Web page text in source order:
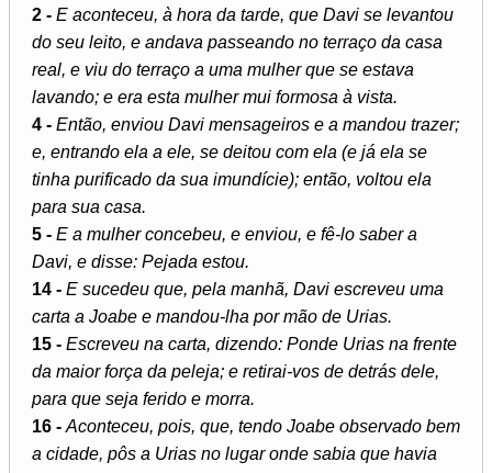
2 - E aconteceu, à hora da tarde, que Davi se levantou
do seu leito, e andava passeando no terraço da casa
real, e viu do terraço a uma mulher que se estava
lavando; e era esta mulher mui formosa à vista.
4 - Então, enviou Davi mensageiros e a mandou trazer;
e, entrando ela a ele, se deitou com ela (e já ela se
tinha purificado da sua imundície); então, voltou ela
para sua casa.
5 - E a mulher concebeu, e enviou, e fê-lo saber a
Davi, e disse: Pejada estou.
14 - E sucedeu que, pela manhã, Davi escreveu uma
carta a Joabe e mandou-lha por mão de Urias.
15 - Escreveu na carta, dizendo: Ponde Urias na frente
da maior força da peleja; e retirai-vos de detrás dele,
para que seja ferido e morra.
16 - Aconteceu, pois, que, tendo Joabe observado bem
a cidade, pôs a Urias no lugar onde sabia que havia